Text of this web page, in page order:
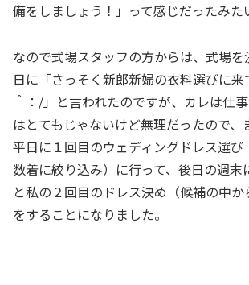
備をしましょう！」って感じだったみた
なので式場スタッフの方からは、式場
日に「さっそく新郎新婦の衣料選びに来
＾：/」と言われたのですが、カレは仕
はとてもじゃないけど無理だったので、
平日に１回目のウェディングドレス選び
数着に絞り込み）に行って、後日の週末
と私の２回目のドレス決め（候補の中か
をすることになりました。